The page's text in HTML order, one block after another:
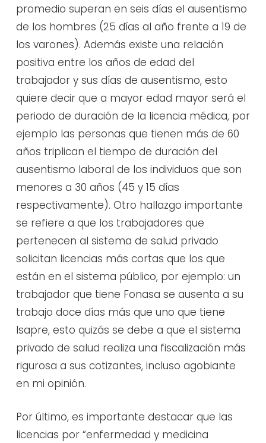
promedio superan en seis días el ausentismo
de los hombres (25 días al año frente a 19 de
los varones). Además existe una relación
positiva entre los años de edad del
trabajador y sus días de ausentismo, esto
quiere decir que a mayor edad mayor será el
periodo de duración de la licencia médica, por
ejemplo las personas que tienen más de 60
años triplican el tiempo de duración del
ausentismo laboral de los individuos que son
menores a 30 años (45 y 15 días
respectivamente). Otro hallazgo importante
se refiere a que los trabajadores que
pertenecen al sistema de salud privado
solicitan licencias más cortas que los que
están en el sistema público, por ejemplo: un
trabajador que tiene Fonasa se ausenta a su
trabajo doce días más que uno que tiene
Isapre, esto quizás se debe a que el sistema
privado de salud realiza una fiscalización más
rigurosa a sus cotizantes, incluso agobiante
en mi opinión.
Por último, es importante destacar que las
licencias por “enfermedad y medicina